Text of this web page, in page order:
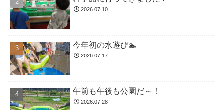
2026.07.10
今年初の水遊び🏊
2026.07.17
午前も午後も公園だ～！
2026.07.28